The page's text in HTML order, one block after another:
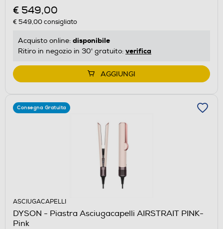
€ 549,00
€ 549,00consigliato
Acquisto online: disponibile
Ritiro in negozio in 30' gratuito: verifica
AGGIUNGI
Consegna Gratuita
ASCIUGACAPELLI
DYSON - Piastra Asciugacapelli AIRSTRAIT PINK-
Pink